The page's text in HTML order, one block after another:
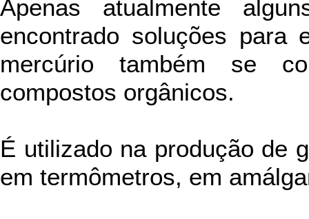
Apenas atualmente
encontrado soluções
mercúrio também se
compostos orgânicos.
É utilizado na produção de
em termômetros, em